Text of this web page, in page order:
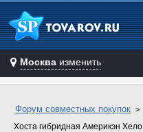
Москва изменить
Форум совместных покупок
Хоста гибридная Америкэн Хело